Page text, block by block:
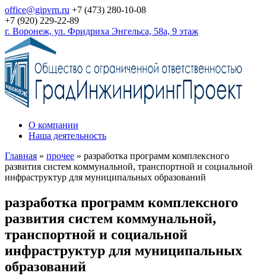
office@gipvrn.ru +7 (473) 280-10-08
+7 (920) 229-22-89
г. Воронеж, ул. Фридриха Энгельса, 58а, 9 этаж
О компании
Наша деятельность
Главная » прочее » разработка программ комплексного
развития систем коммунальной, транспортной и социальной
инфраструктур для муниципальных образований
разработка программ комплексного
развития систем коммунальной,
транспортной и социальной
инфраструктур для муниципальных
образований